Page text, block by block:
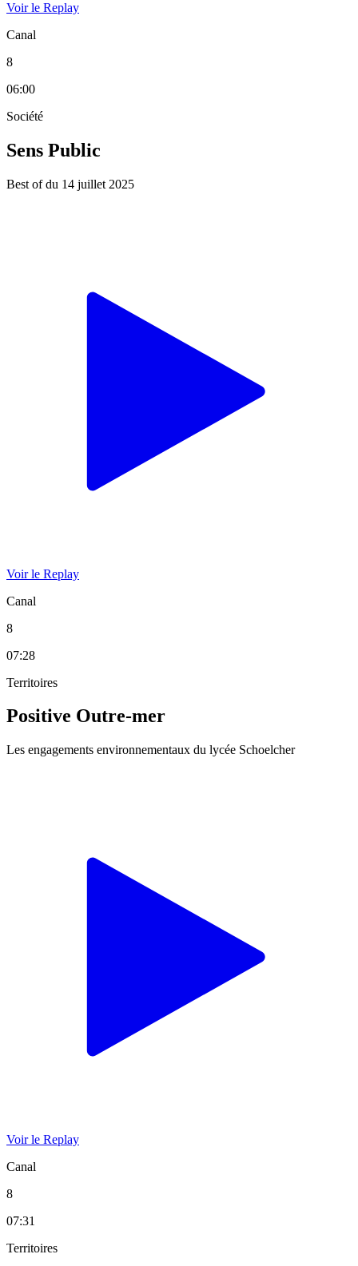
Voir le Replay
Canal
8
06:00
Société
Sens Public
Best of du 14 juillet 2025
Voir le Replay
Canal
8
07:28
Territoires
Positive Outre-mer
Les engagements environnementaux du lycée Schoelcher
Voir le Replay
Canal
8
07:31
Territoires